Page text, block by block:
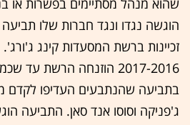
הוגשה נגדו ונגד חברות שלו
זכיינות ברשת המסעדות קינג
2017-2016 הוזנחה הרשת
בתביעה שהנתבעים העדיפו לקדם